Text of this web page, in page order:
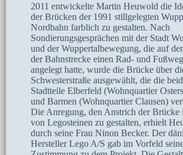
2011 entwickelte Martin Heuwold die
der Brücken der 1991 stillgelegten
Nordbahn farblich zu gestalten. Nach
Sondierungsgesprächen mit der Stadt
und der Wuppertalbewegung, die auf
der Bahnstrecke einen Rad- und Fußweg
angelegt hatte, wurde die Brücke über
Schwesterstraße ausgewählt, die die
Stadtteile Elberfeld (Wohnquartier
und Barmen (Wohnquartier Clausen)
Die Anregung, den Anstrich der Brücke
von Legosteinen zu gestalten, erhielt
durch seine Frau Ninon Becker. Der
Hersteller Lego A/S gab im Vorfeld